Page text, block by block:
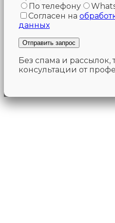
По телефону
Согласен на
данных
Без спама и рассылок,
консультации от